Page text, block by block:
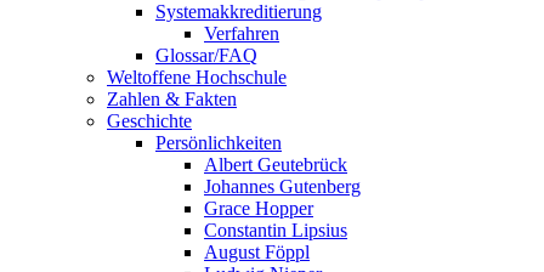
Systemakkreditierung
Verfahren
Glossar/FAQ
Weltoffene Hochschule
Zahlen & Fakten
Geschichte
Persönlichkeiten
Albert Geutebrück
Johannes Gutenberg
Grace Hopper
Constantin Lipsius
August Föppl